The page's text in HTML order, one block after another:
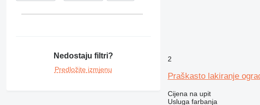
Nedostaju filtri?
Predložite izmjenu
2
Praškasto lakiranje
Cijena na upit
Usluga farbanja